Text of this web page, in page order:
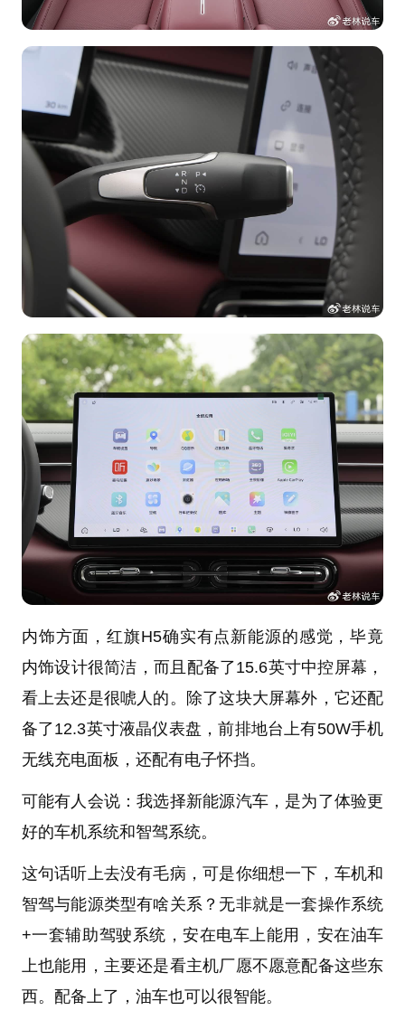
内饰方面，红旗H5确实有点新能源的感觉，毕竟
内饰设计很简洁，而且配备了15.6英寸中控屏幕，
看上去还是很唬人的。除了这块大屏幕外，它还配
备了12.3英寸液晶仪表盘，前排地台上有50W手机
无线充电面板，还配有电子怀挡。
可能有人会说：我选择新能源汽车，是为了体验更
好的车机系统和智驾系统。
这句话听上去没有毛病，可是你细想一下，车机和
智驾与能源类型有啥关系？无非就是一套操作系统
+一套辅助驾驶系统，安在电车上能用，安在油车
上也能用，主要还是看主机厂愿不愿意配备这些东
西。配备上了，油车也可以很智能。